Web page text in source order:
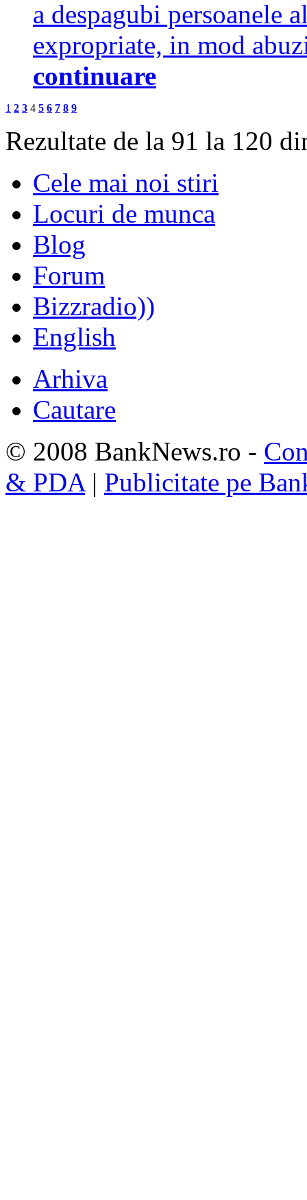
a despagubi persoanele
expropriate, in mod
continuare
1 2 3 4 5 6 7 8 9
Rezultate de la 91 la 120
Cele mai noi stiri
Locuri de munca
Blog
Forum
Bizzradio))
English
Arhiva
Cautare
© 2008 BankNews.ro -
& PDA| Publicitate pe